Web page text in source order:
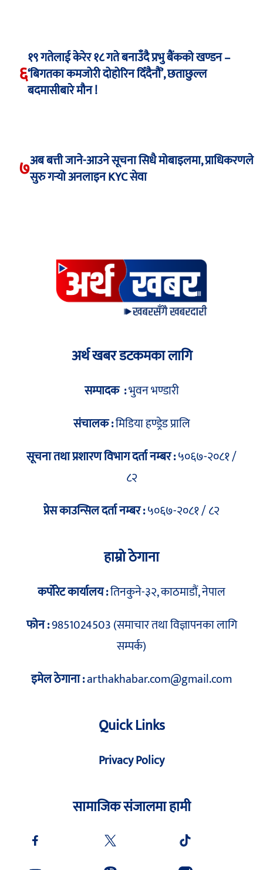
६
१९ गतेलाई केरेर १८ गते बनाउँदै प्रभु बैंकको खण्डन –
‘बिगतका कमजोरी दोहोरिन दिँदैनौं’, छताछुल्ल
बदमासीबारे मौन !
७अब बत्ती जाने-आउने सूचना सिधै मोबाइलमा, प्राधिकरणले
सुरु गर्‍यो अनलाइन KYC सेवा
अर्थ खबर डटकमका लागि
सम्पादक :भुवन भण्डारी
संचालक :मिडिया हण्ड्रेड प्रालि
सूचना तथा प्रशारण विभाग दर्ता नम्बर :५०६७-२०८१ /
८२
प्रेस काउन्सिल दर्ता नम्बर :५०६७-२०८१ / ८२
हाम्रो ठेगाना
कर्पोरेट कार्यालय :तिनकुने-३२, काठमाडौं, नेपाल
फोन :9851024503 (समाचार तथा विज्ञापनका लागि
सम्पर्क)
इमेल ठेगाना :arthakhabar.com@gmail.com
Quick Links
Privacy Policy
सामाजिक संजालमा हामी